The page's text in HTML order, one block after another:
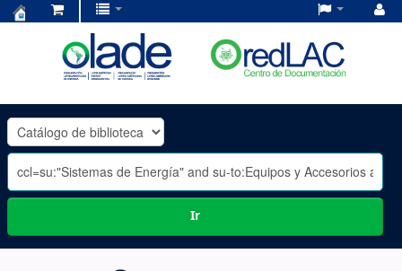
OLADE
-
Ir